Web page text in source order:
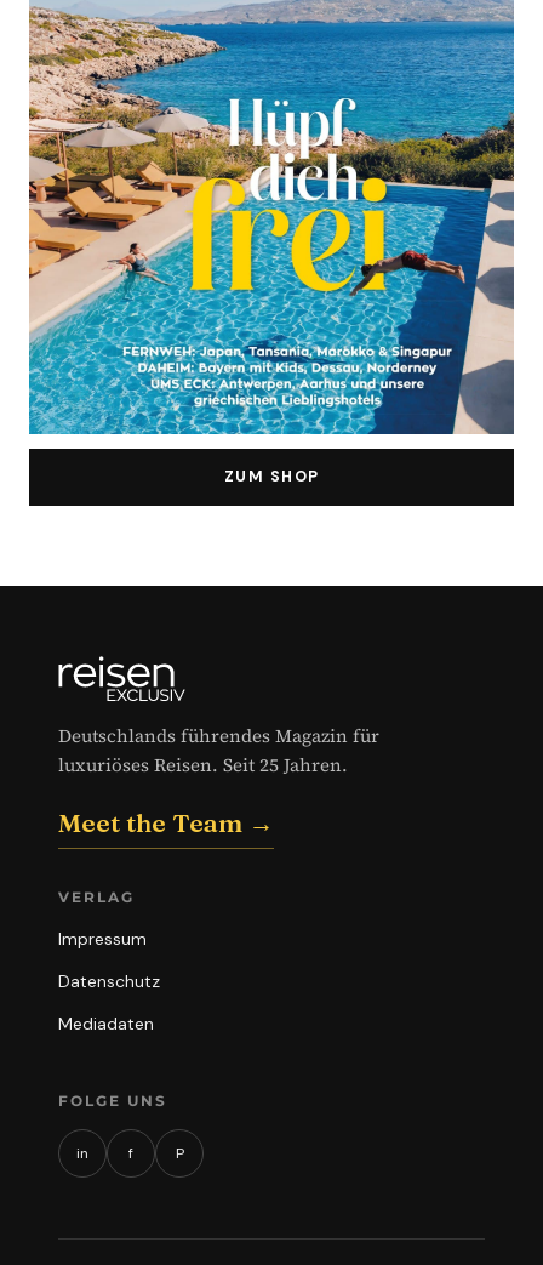
ZUM SHOP
Deutschlands führendes Magazin für
luxuriöses Reisen. Seit 25 Jahren.
Meet the Team →
VERLAG
Impressum
Datenschutz
Mediadaten
FOLGE UNS
in f P